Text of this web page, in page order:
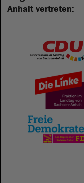
Anhalt vertreten: